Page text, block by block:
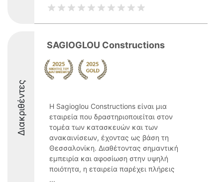
Διακριθέντες
SAGIOGLOU Constructions
Η Sagioglou Constructions είναι μια
εταιρεία που δραστηριοποιείται στον
τομέα των κατασκευών και των
ανακαινίσεων, έχοντας ως βάση τη
Θεσσαλονίκη. Διαθέτοντας σημαντική
εμπειρία και αφοσίωση στην υψηλή
ποιότητα, η εταιρεία παρέχει πλήρεις
...